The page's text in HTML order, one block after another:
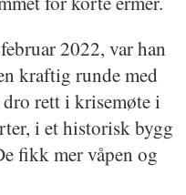
2022, var han
kraftig runde med
rett i krisemøte i
i et historisk bygg
fikk mer våpen og